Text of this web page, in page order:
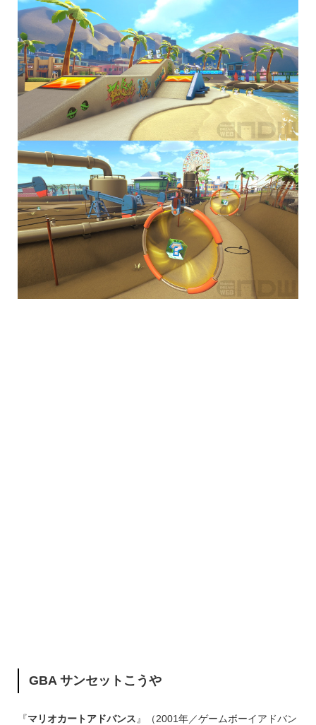
GBA サンセットこうや
『マリオカートアドバンス 』（2001年／ゲームボーイアドバン